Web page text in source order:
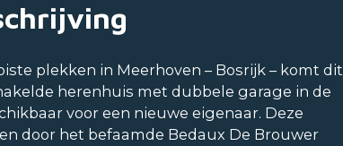
plekken in Meerhoven – Bosrijk – komt dit
herenhuis met dubbele garage in de
voor een nieuwe eigenaar. Deze
door het befaamde Bedaux De Brouwer